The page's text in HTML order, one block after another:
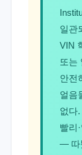
일관
VIN
또는
안전
얼음
없다
빨리
— 따